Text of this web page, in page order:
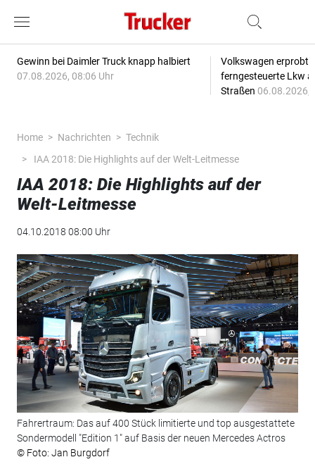
Gewinn bei Daimler Truck knapp halbiert
07.08.2026, 08:06 Uhr
Volkswagen erprobt
ferngesteuerte Lkw
Straßen 06.08.2026,
Home Nachrichten
Technik
IAA 2018: Die Highlights auf der Welt-Leitmesse
IAA 2018: Die Highlights auf der
Welt-Leitmesse
04.10.2018 08:00 Uhr
Fahrertraum: Das auf 400 Stück limitierte und top ausgestattete
Sondermodell "Edition 1" auf Basis der neuen Mercedes Actros
© Foto: Jan Burgdorf